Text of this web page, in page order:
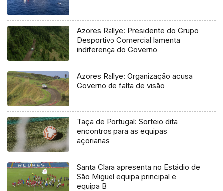
Azores Rallye: Presidente do Grupo
Desportivo Comercial lamenta
indiferença do Governo
Azores Rallye: Organização acusa
Governo de falta de visão
Taça de Portugal: Sorteio dita
encontros para as equipas
açorianas
Santa Clara apresenta no Estádio de
São Miguel equipa principal e
equipa B